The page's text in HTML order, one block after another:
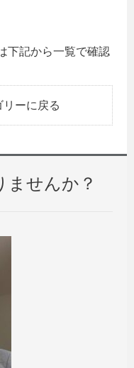
下記から一覧で確認
リーに戻る
ませんか？